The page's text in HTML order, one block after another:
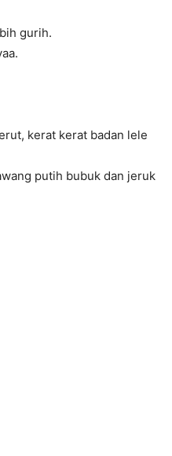
gurih.
kerat kerat badan lele
putih bubuk dan jeruk